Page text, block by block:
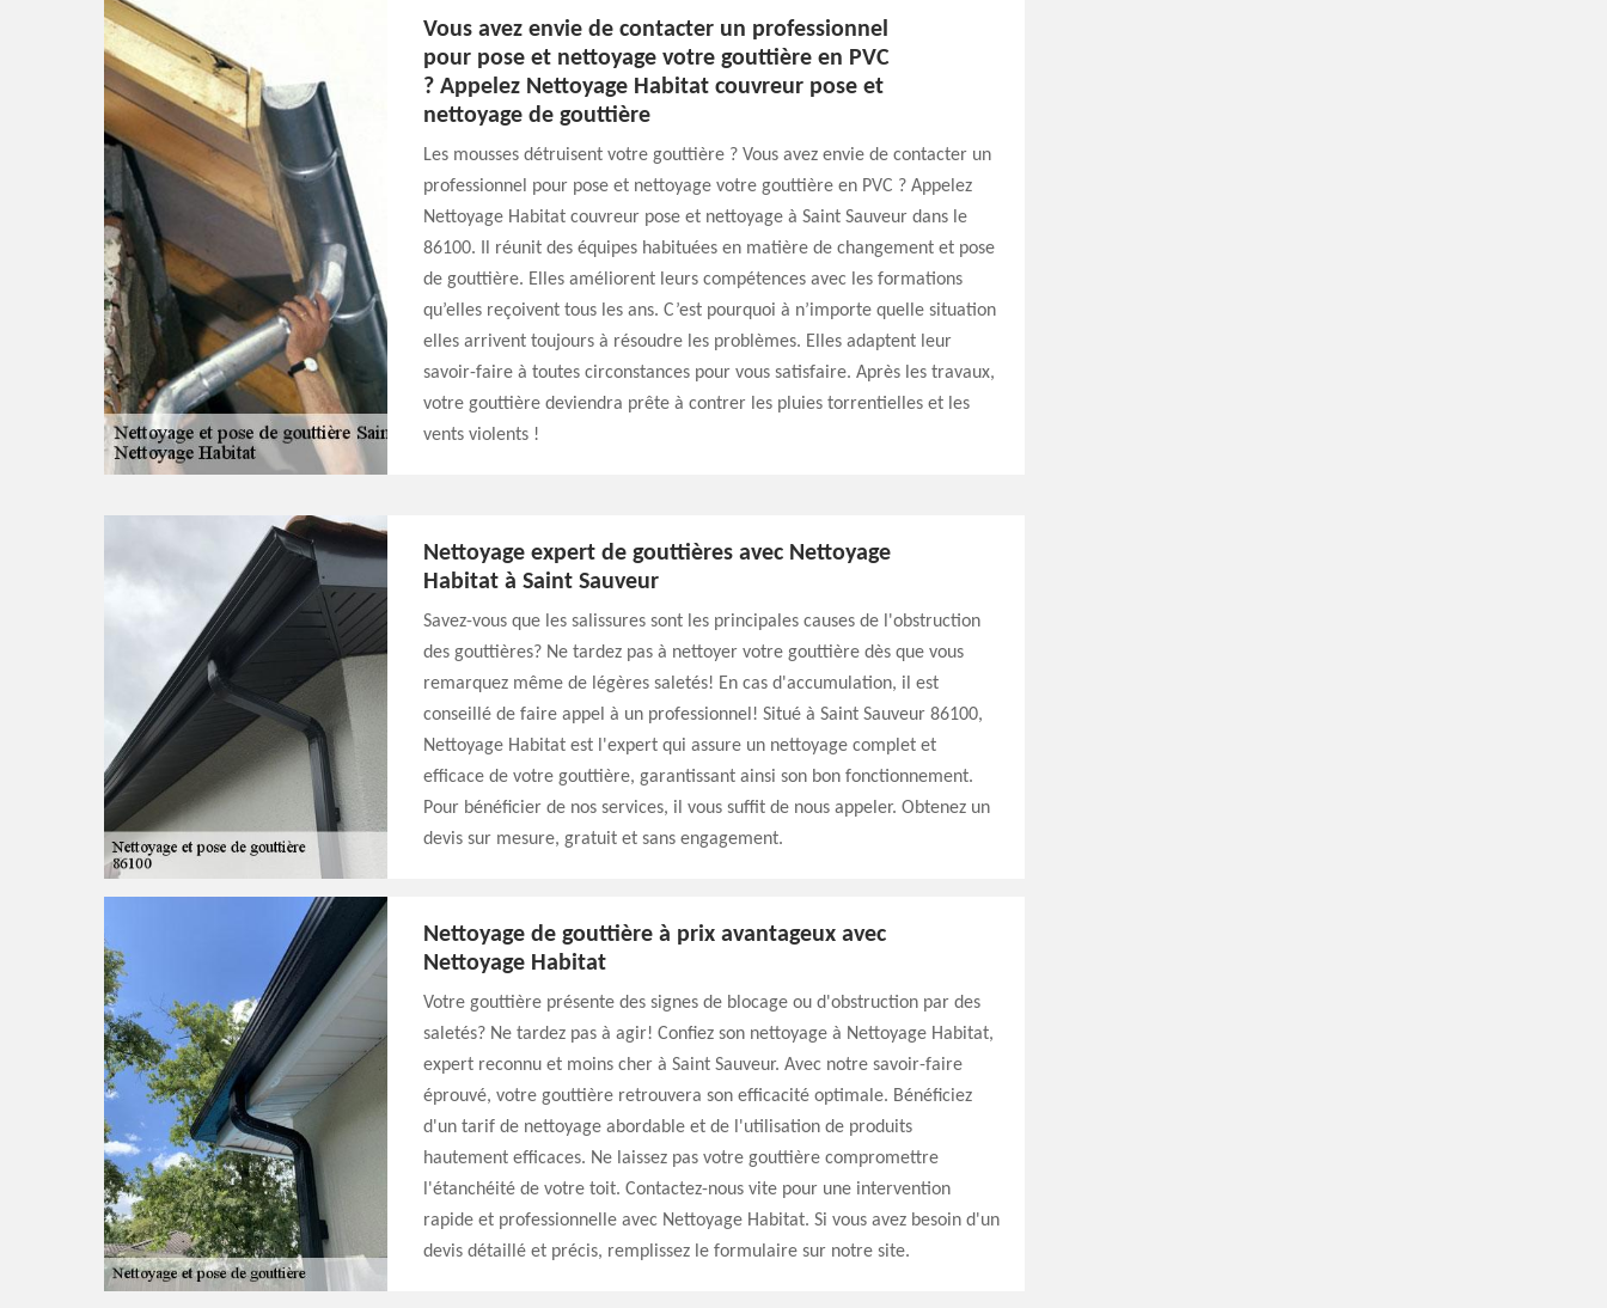
Vous avez envie de contacter un professionnel
pour pose et nettoyage votre gouttière en PVC
? Appelez Nettoyage Habitat couvreur pose et
nettoyage de gouttière
Les mousses détruisent votre gouttière ? Vous avez envie de contacter un
professionnel pour pose et nettoyage votre gouttière en PVC ? Appelez
Nettoyage Habitat couvreur pose et nettoyage à Saint Sauveur dans le
86100. Il réunit des équipes habituées en matière de changement et pose
de gouttière. Elles améliorent leurs compétences avec les formations
qu’elles reçoivent tous les ans. C’est pourquoi à n’importe quelle situation
elles arrivent toujours à résoudre les problèmes. Elles adaptent leur
savoir-faire à toutes circonstances pour vous satisfaire. Après les travaux,
votre gouttière deviendra prête à contrer les pluies torrentielles et les
vents violents !
Nettoyage expert de gouttières avec Nettoyage
Habitat à Saint Sauveur
Savez-vous que les salissures sont les principales causes de l'obstruction
des gouttières? Ne tardez pas à nettoyer votre gouttière dès que vous
remarquez même de légères saletés! En cas d'accumulation, il est
conseillé de faire appel à un professionnel! Situé à Saint Sauveur 86100,
Nettoyage Habitat est l'expert qui assure un nettoyage complet et
efficace de votre gouttière, garantissant ainsi son bon fonctionnement.
Pour bénéficier de nos services, il vous suffit de nous appeler. Obtenez un
devis sur mesure, gratuit et sans engagement.
Nettoyage de gouttière à prix avantageux avec
Nettoyage Habitat
Votre gouttière présente des signes de blocage ou d'obstruction par des
saletés? Ne tardez pas à agir! Confiez son nettoyage à Nettoyage Habitat,
expert reconnu et moins cher à Saint Sauveur. Avec notre savoir-faire
éprouvé, votre gouttière retrouvera son efficacité optimale. Bénéficiez
d'un tarif de nettoyage abordable et de l'utilisation de produits
hautement efficaces. Ne laissez pas votre gouttière compromettre
l'étanchéité de votre toit. Contactez-nous vite pour une intervention
rapide et professionnelle avec Nettoyage Habitat. Si vous avez besoin d'un
devis détaillé et précis, remplissez le formulaire sur notre site.